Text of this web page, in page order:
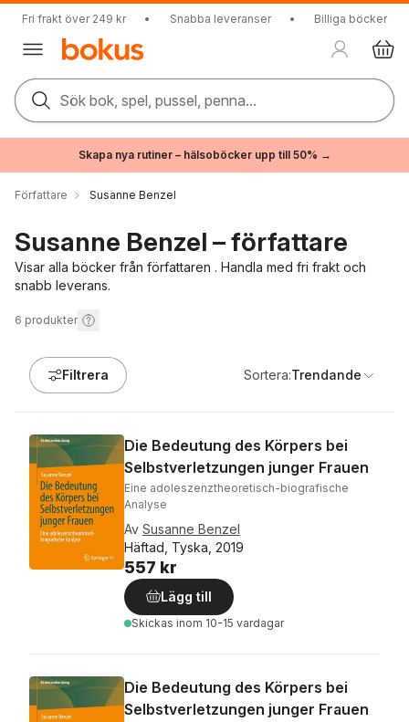
Fri frakt över 249 kr • Snabba leveranser • Billiga böcker
Sök bok, spel, pussel, penna...
Skapa nya rutiner – hälsoböcker upp till 50% →
Författare Susanne Benzel
Susanne Benzel – författare
Visar alla böcker från författaren . Handla med fri frakt och
snabb leverans.
6 produkter
Filtrera Sortera:Trendande
Die Bedeutung des Körpers bei
Selbstverletzungen junger Frauen
Eine adoleszenztheoretisch-biografische
Analyse
Av Susanne Benzel
Häftad, Tyska, 2019
557 kr
Lägg till
Skickas inom 10-15 vardagar
Die Bedeutung des Körpers bei
Selbstverletzungen junger Frauen